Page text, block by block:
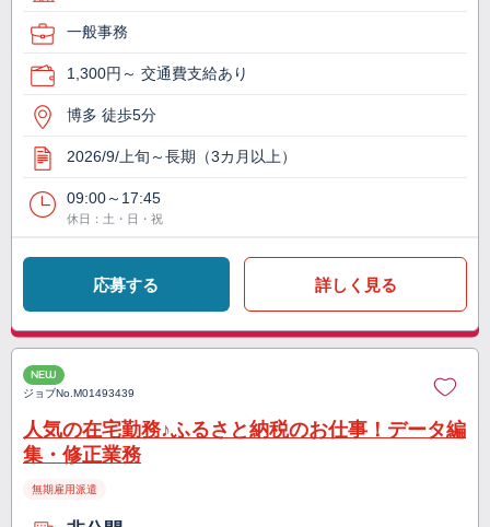
一般事務
1,300円～ 交通費支給あり
博多 徒歩5分
2026/9/上旬～長期（3カ月以上）
09:00～17:45
休日：土・日・祝
応募する 詳しく見る
NEW
ジョブNo.M01493439
人気の在宅勤務♪ふるさと納税のお仕事！データ編
集・修正業務
無期雇用派遣